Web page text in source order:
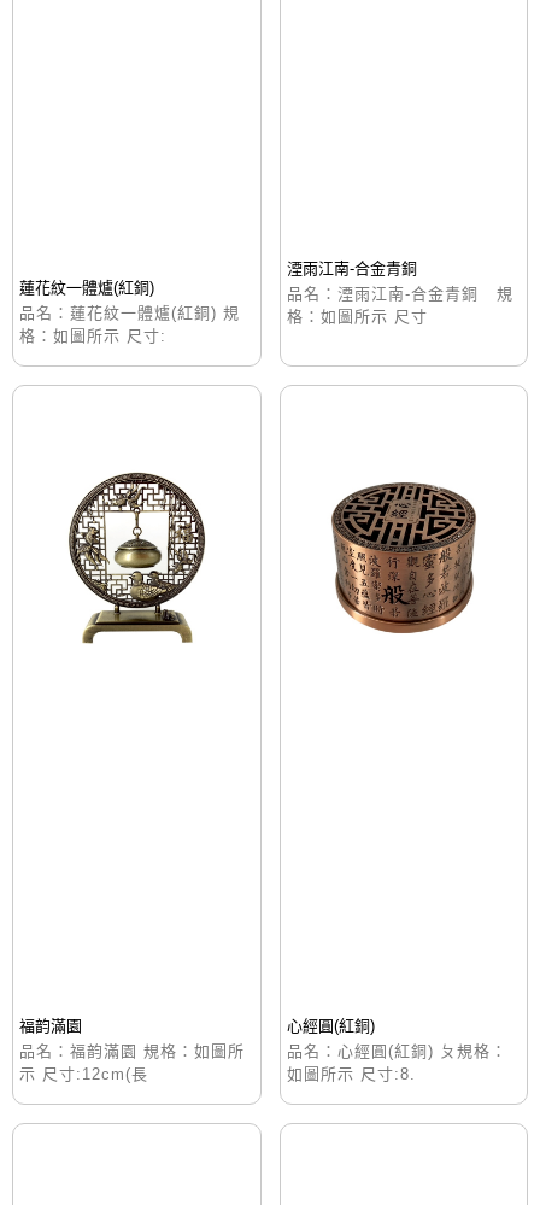
蓮花紋一體爐(紅銅)
品名：蓮花紋一體爐(紅銅) 規
格：如圖所示 尺寸:
湮雨江南-合金青銅
品名：湮雨江南-合金青銅 規
格：如圖所示 尺寸
福韵滿園
品名：福韵滿園 規格：如圖所
示 尺寸:12cm(長
心經圓(紅銅)
品名：心經圓(紅銅) ㄆ規格：
如圖所示 尺寸:8.